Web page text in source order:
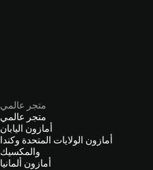
متجر عالمي
متجر عالمي
أمازون اليابان
أمازون الولايات المتحدة وكندا
والمكسيك
أمازون ألمانيا